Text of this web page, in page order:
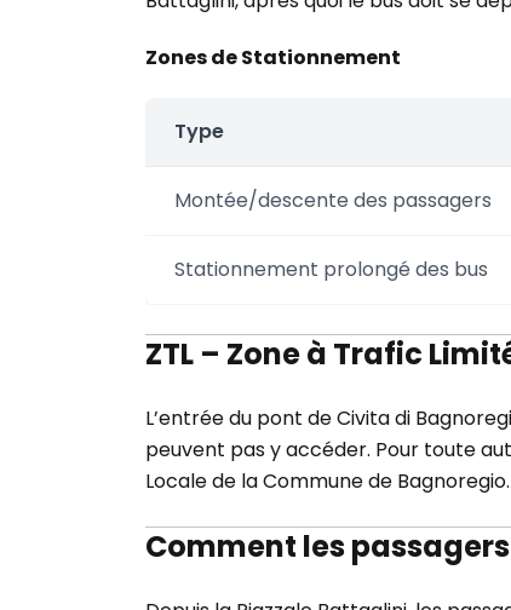
Zones de Stationnement
Type
Montée/descente des passagers
Stationnement prolongé des bus
ZTL – Zone à Trafic
L’entrée du pont de Civita di
peuvent pas y accéder. Pour toute
Locale de la Commune de Bagnoregio.
Comment les